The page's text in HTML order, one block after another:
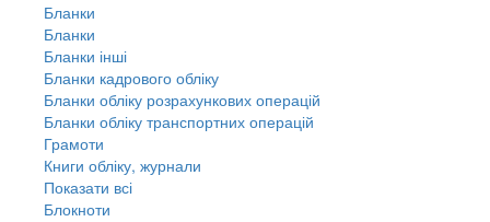
Бланки
Бланки
Бланки інші
Бланки кадрового обліку
Бланки обліку розрахункових операцій
Бланки обліку транспортних операцій
Грамоти
Книги обліку, журнали
Показати всі
Блокноти